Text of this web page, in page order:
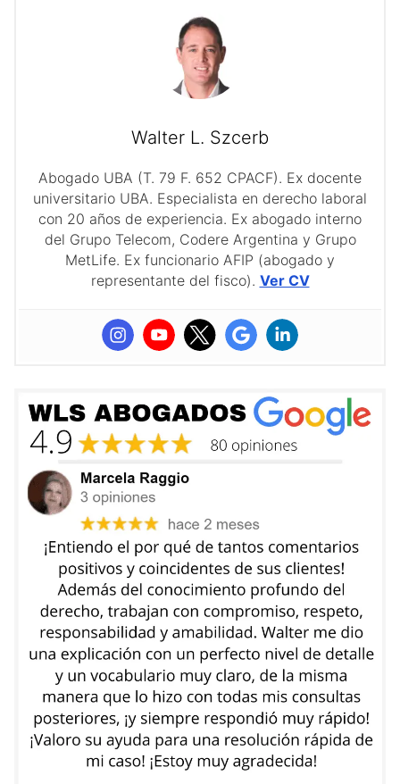
Walter L. Szcerb
Abogado UBA (T. 79 F. 652 CPACF). Ex docente
universitario UBA. Especialista en derecho laboral
con 20 años de experiencia. Ex abogado interno
del Grupo Telecom, Codere Argentina y Grupo
MetLife. Ex funcionario AFIP (abogado y
representante del fisco). Ver CV